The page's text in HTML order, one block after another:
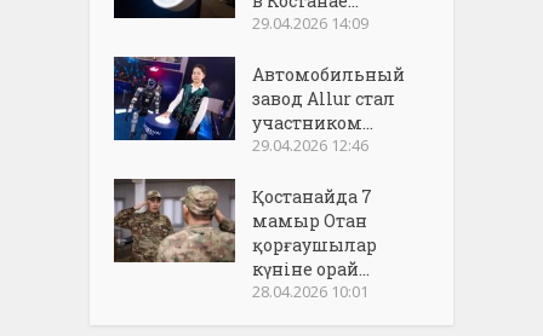
29.04.2026 14:09
Автомобильный
завод Allur стал
участником...
29.04.2026 12:46
Қостанайда 7
мамыр Отан
қорғаушылар
күніне орай...
28.04.2026 10:01